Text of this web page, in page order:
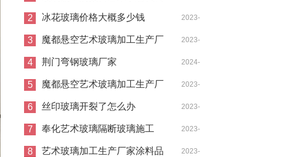
除 10-13
2 冰花玻璃价格大概多少钱 2023-
10-04
3 魔都悬空艺术玻璃加工生产厂
家馆停车
2023-
05-27
4 荆门弯钢玻璃厂家 2024-
05-26
5 魔都悬空艺术玻璃加工生产厂
家馆靠近几号线
2023-
06-09
6 丝印玻璃开裂了怎么办 2023-
09-21
7 奉化艺术玻璃隔断玻璃施工 2023-
08-17
8 艺术玻璃加工生产厂家涂料品 2023-